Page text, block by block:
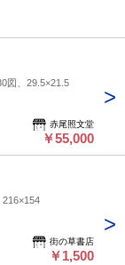
図、29.5×21.5
赤尾照文堂
￥55,000
216×154
街の草書店
￥1,500